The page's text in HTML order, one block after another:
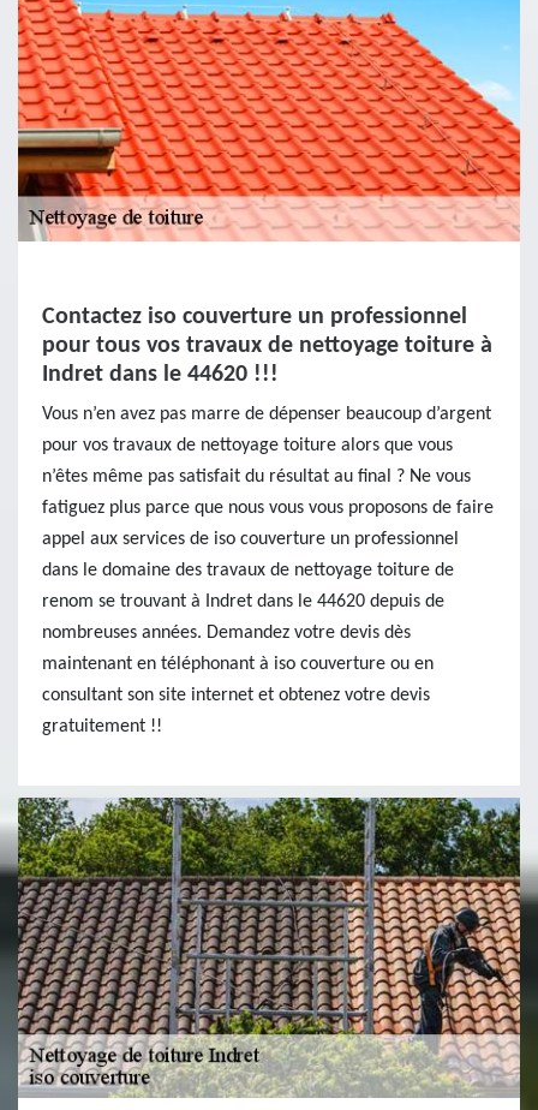
Contactez iso couverture un professionnel
pour tous vos travaux de nettoyage toiture à
Indret dans le 44620 !!!
Vous n’en avez pas marre de dépenser beaucoup d’argent
pour vos travaux de nettoyage toiture alors que vous
n’êtes même pas satisfait du résultat au final ? Ne vous
fatiguez plus parce que nous vous vous proposons de faire
appel aux services de iso couverture un professionnel
dans le domaine des travaux de nettoyage toiture de
renom se trouvant à Indret dans le 44620 depuis de
nombreuses années. Demandez votre devis dès
maintenant en téléphonant à iso couverture ou en
consultant son site internet et obtenez votre devis
gratuitement !!